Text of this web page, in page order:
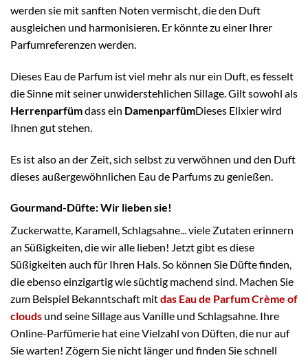
werden sie mit sanften Noten vermischt, die den Duft
ausgleichen und harmonisieren. Er könnte zu einer Ihrer
Parfumreferenzen werden.
Dieses Eau de Parfum ist viel mehr als nur ein Duft, es fesselt
die Sinne mit seiner unwiderstehlichen Sillage. Gilt sowohl als
Herrenparfümdass ein DamenparfümDieses Elixier wird
Ihnen gut stehen.
Es ist also an der Zeit, sich selbst zu verwöhnen und den Duft
dieses außergewöhnlichen Eau de Parfums zu genießen.
Gourmand-Düfte: Wir lieben sie!
Zuckerwatte, Karamell, Schlagsahne... viele Zutaten erinnern
an Süßigkeiten, die wir alle lieben! Jetzt gibt es diese
Süßigkeiten auch für Ihren Hals. So können Sie Düfte finden,
die ebenso einzigartig wie süchtig machend sind. Machen Sie
zum Beispiel Bekanntschaft mitdas Eau de Parfum Crème of
clouds und seine Sillage aus Vanille und Schlagsahne. Ihre
Online-Parfümerie hat eine Vielzahl von Düften, die nur auf
Sie warten! Zögern Sie nicht länger und finden Sie schnell